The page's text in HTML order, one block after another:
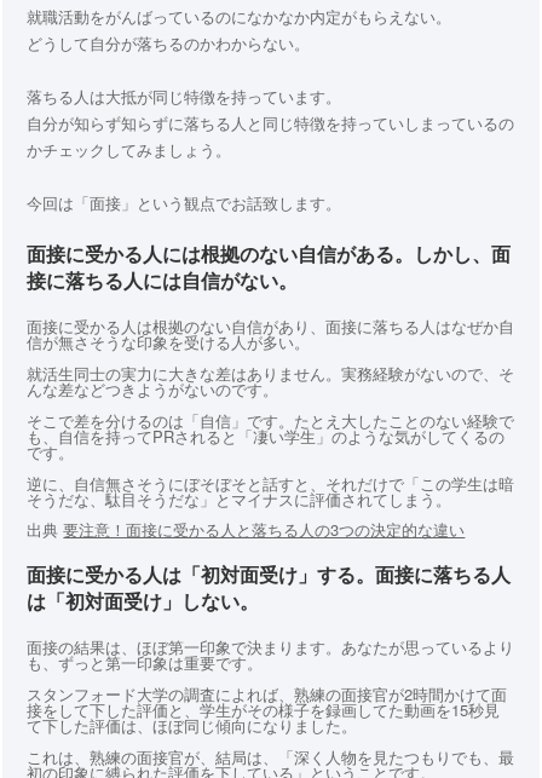
就職活動をがんばっているのになかなか内定がもらえない。
どうして自分が落ちるのかわからない。
落ちる人は大抵が同じ特徴を持っています。
自分が知らず知らずに落ちる人と同じ特徴を持っていしまっているの
かチェックしてみましょう。
今回は「面接」という観点でお話致します。
面接に受かる人には根拠のない自信がある。しかし、面
接に落ちる人には自信がない。
面接に受かる人は根拠のない自信があり、面接に落ちる人はなぜか自
信が無さそうな印象を受ける人が多い。
就活生同士の実力に大きな差はありません。実務経験がないので、そ
んな差などつきようがないのです。
そこで差を分けるのは「自信」です。たとえ大したことのない経験で
も、自信を持ってPRされると「凄い学生」のような気がしてくるの
です。
逆に、自信無さそうにぼそぼそと話すと、それだけで「この学生は暗
そうだな、駄目そうだな」とマイナスに評価されてしまう。
出典要注意！面接に受かる人と落ちる人の3つの決定的な違い
面接に受かる人は「初対面受け」する。面接に落ちる人
は「初対面受け」しない。
面接の結果は、ほぼ第一印象で決まります。あなたが思っているより
も、ずっと第一印象は重要です。
スタンフォード大学の調査によれば、熟練の面接官が2時間かけて面
接をして下した評価と、学生がその様子を録画してた動画を15秒見
て下した評価は、ほぼ同じ傾向になりました。
これは、熟練の面接官が、結局は、「深く人物を見たつもりでも、最
初の印象に縛られた評価を下している」ということです。